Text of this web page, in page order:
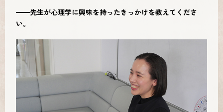
━━先生が心理学に興味を持ったきっかけを教えてくださ
い。